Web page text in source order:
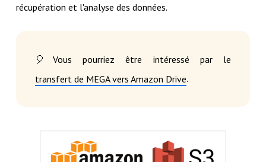
récupération et l'analyse des données.
🎈Vous pourriez être intéressé par le
transfert de MEGA vers Amazon Drive.